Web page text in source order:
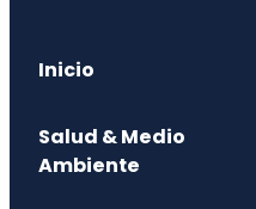
Inicio
Salud & Medio
Ambiente